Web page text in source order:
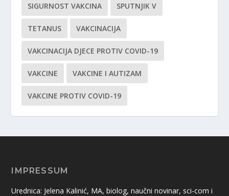
SIGURNOST VAKCINA SPUTNJIK V
TETANUS VAKCINACIJA
VAKCINACIJA DJECE PROTIV COVID-19
VAKCINE VAKCINE I AUTIZAM
VAKCINE PROTIV COVID-19
IMPRESSUM
Urednica: Jelena Kalinić, MA, biolog, naučni novinar, sci-com i